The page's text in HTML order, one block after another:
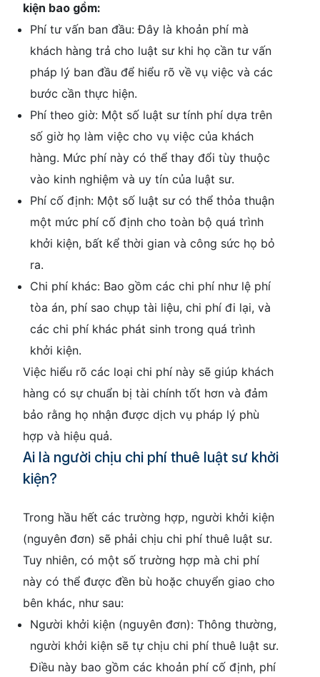
kiện bao gồm:
Phí tư vấn ban đầu: Đây là khoản phí mà
khách hàng trả cho luật sư khi họ cần tư vấn
pháp lý ban đầu để hiểu rõ về vụ việc và các
bước cần thực hiện.
Phí theo giờ: Một số luật sư tính phí dựa trên
số giờ họ làm việc cho vụ việc của khách
hàng. Mức phí này có thể thay đổi tùy thuộc
vào kinh nghiệm và uy tín của luật sư.
Phí cố định: Một số luật sư có thể thỏa thuận
một mức phí cố định cho toàn bộ quá trình
khởi kiện, bất kể thời gian và công sức họ bỏ
ra.
Chi phí khác: Bao gồm các chi phí như lệ phí
tòa án, phí sao chụp tài liệu, chi phí đi lại, và
các chi phí khác phát sinh trong quá trình
khởi kiện.
Việc hiểu rõ các loại chi phí này sẽ giúp khách
hàng có sự chuẩn bị tài chính tốt hơn và đảm
bảo rằng họ nhận được dịch vụ pháp lý phù
hợp và hiệu quả.
Ai là người chịu chi phí thuê luật sư khởi
kiện?
Trong hầu hết các trường hợp, người khởi kiện
(nguyên đơn) sẽ phải chịu chi phí thuê luật sư.
Tuy nhiên, có một số trường hợp mà chi phí
này có thể được đền bù hoặc chuyển giao cho
bên khác, như sau:
Người khởi kiện (nguyên đơn): Thông thường,
người khởi kiện sẽ tự chịu chi phí thuê luật sư.
Điều này bao gồm các khoản phí cố định, phí